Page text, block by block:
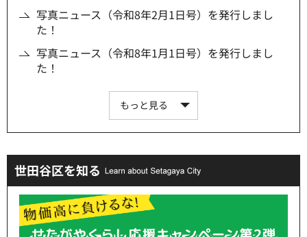
写真ニュース（令和8年2月1日号）を発行しまし
た！
写真ニュース（令和8年1月1日号）を発行しまし
た！
もっと見る
世田谷区を知る